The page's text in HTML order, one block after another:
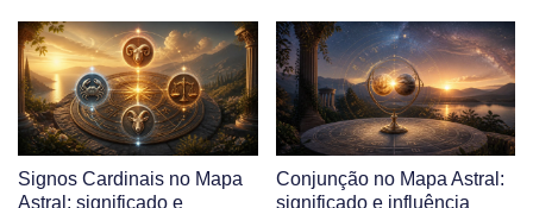
Signos Cardinais no Mapa
Astral: significado e
Conjunção no Mapa Astral:
significado e influência